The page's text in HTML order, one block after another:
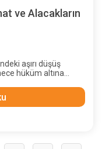
ve Alacakların
aşırı düşüş
anlatacağız.